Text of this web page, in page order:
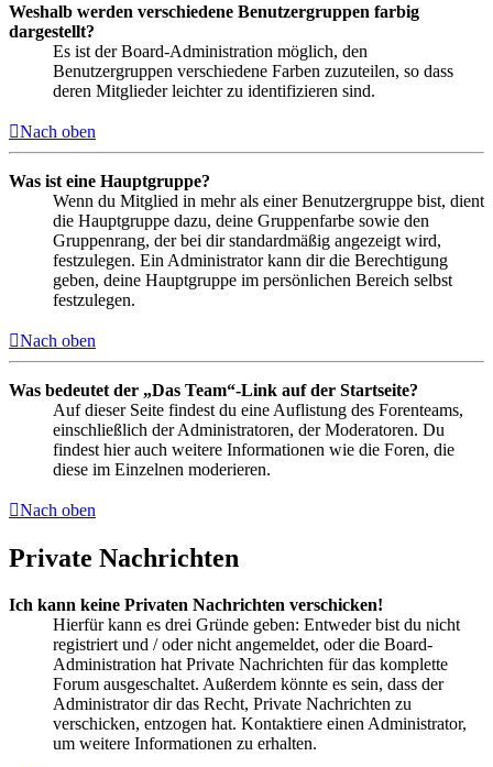
Weshalb werden verschiedene Benutzergruppen farbig
dargestellt?
Es ist der Board-Administration möglich, den
Benutzergruppen verschiedene Farben zuzuteilen, so dass
deren Mitglieder leichter zu identifizieren sind.
Nach oben
Was ist eine Hauptgruppe?
Wenn du Mitglied in mehr als einer Benutzergruppe bist, dient
die Hauptgruppe dazu, deine Gruppenfarbe sowie den
Gruppenrang, der bei dir standardmäßig angezeigt wird,
festzulegen. Ein Administrator kann dir die Berechtigung
geben, deine Hauptgruppe im persönlichen Bereich selbst
festzulegen.
Nach oben
Was bedeutet der „Das Team“-Link auf der Startseite?
Auf dieser Seite findest du eine Auflistung des Forenteams,
einschließlich der Administratoren, der Moderatoren. Du
findest hier auch weitere Informationen wie die Foren, die
diese im Einzelnen moderieren.
Nach oben
Private Nachrichten
Ich kann keine Privaten Nachrichten verschicken!
Hierfür kann es drei Gründe geben: Entweder bist du nicht
registriert und / oder nicht angemeldet, oder die Board-
Administration hat Private Nachrichten für das komplette
Forum ausgeschaltet. Außerdem könnte es sein, dass der
Administrator dir das Recht, Private Nachrichten zu
verschicken, entzogen hat. Kontaktiere einen Administrator,
um weitere Informationen zu erhalten.